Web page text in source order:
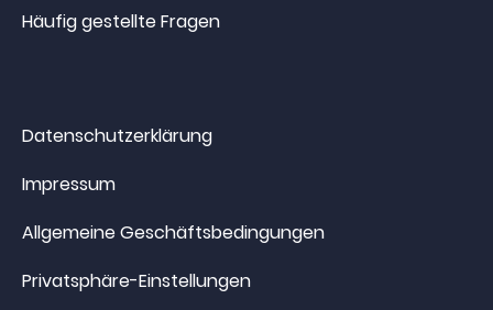
Häufig gestellte Fragen
Datenschutzerklärung
Impressum
Allgemeine Geschäftsbedingungen
Privatsphäre-Einstellungen